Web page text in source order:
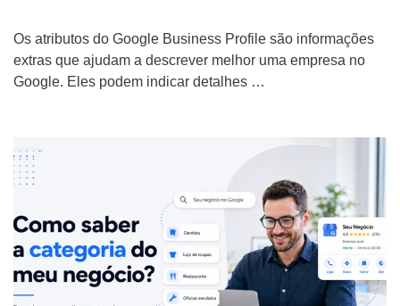
Os atributos do Google Business Profile são informações
extras que ajudam a descrever melhor uma empresa no
Google. Eles podem indicar detalhes …